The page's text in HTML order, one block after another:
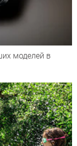
моделей в